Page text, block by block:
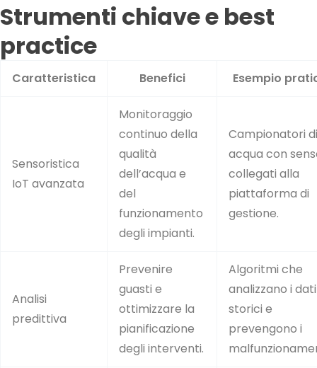
Strumenti chiave e best
practice
Caratteristica Benefici Esempio
Sensoristica
IoT avanzata
Monitoraggio
continuo della
qualità
dell’acqua e
del
funzionamento
degli impianti.
Campionatori di
acqua con
collegati alla
piattaforma di
gestione.
Analisi
predittiva
Prevenire
guasti e
ottimizzare la
pianificazione
degli interventi.
Algoritmi che
analizzano i dati
storici e
prevengono i